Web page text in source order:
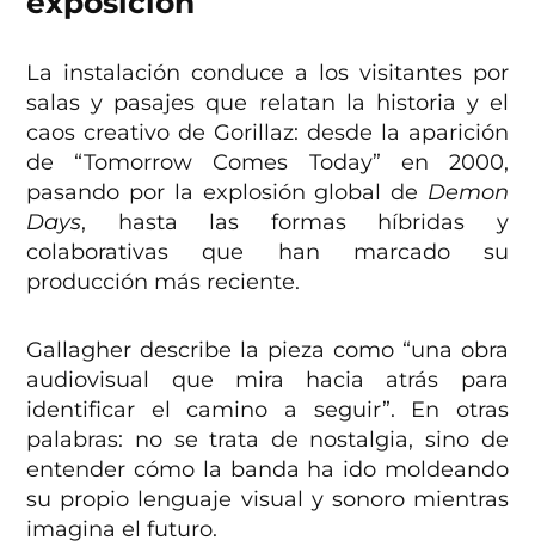
La instalación conduce a los visitantes por
salas y pasajes que relatan la historia y el
caos creativo de Gorillaz: desde la aparición
de “Tomorrow Comes Today” en 2000,
pasando por la explosión global de Demon
Days, hasta las formas híbridas y
colaborativas que han marcado su
producción más reciente.
Gallagher describe la pieza como “una obra
audiovisual que mira hacia atrás para
identificar el camino a seguir”. En otras
palabras: no se trata de nostalgia, sino de
entender cómo la banda ha ido moldeando
su propio lenguaje visual y sonoro mientras
imagina el futuro.